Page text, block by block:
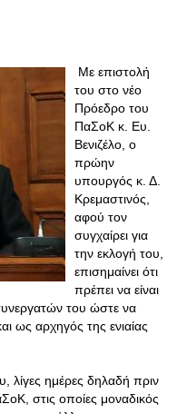
Με επιστολή
του στο νέο
Πρόεδρο του
ΠαΣοΚ κ. Ευ.
Βενιζέλο, ο
πρώην
υπουργός κ. Δ.
Κρεμαστινός,
αφού τον
συγχαίρει για
την εκλογή του,
επισημαίνει ότι
πρέπει να είναι
του ώστε να
ως αρχηγός της ενιαίας
λίγες ημέρες δηλαδή πριν
στις οποίες μοναδικός